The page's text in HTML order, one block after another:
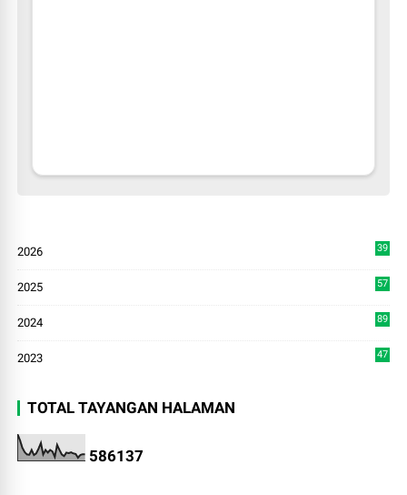
2026
39
2025
57
2024
89
2023 47
TOTAL TAYANGAN HALAMAN
586137